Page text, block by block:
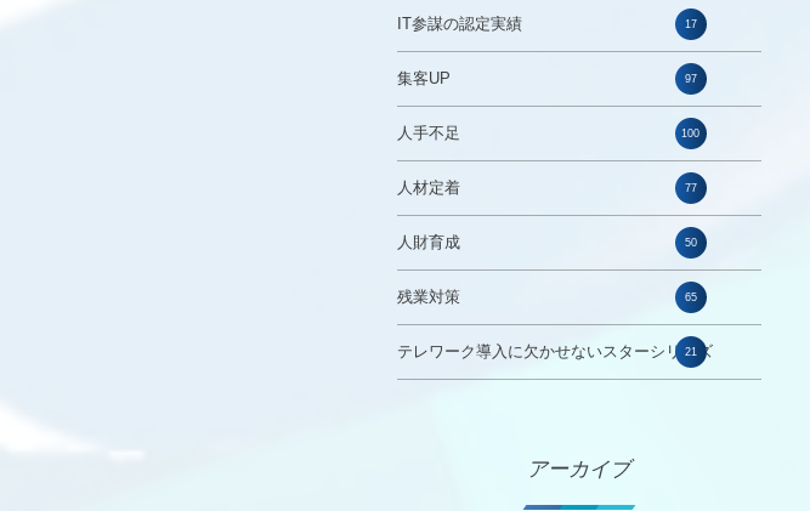
IT参謀の認定実績 17
集客UP 97
人手不足 100
人材定着 77
人財育成 50
残業対策 65
テレワーク導入に欠かせないスターシリーズ
21
アーカイブ